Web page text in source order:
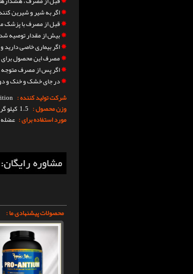
✵اگر به شیر و شیرین
✵قبل از مصرف با پزشک
✵بیش از مقدار توصیه
✵اگر بیماری خاصی
✵مصرف این محصول برای خانم های
✵اگر پس از مصرف
✵در جای خشک و خنک و
شرکت تولید کننده :
وزن محصول : 1.5 کیلو گرم
مورد استفاده برای :
محصولات پیشنهادی ما :